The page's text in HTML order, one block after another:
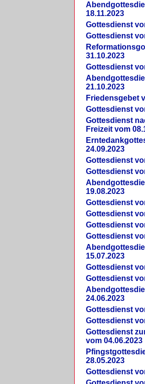
18.11.2023
Gottesdienst
Gottesdienst
31.10.2023
Gottesdienst
21.10.2023
Friedensgebet
Gottesdienst
Gottesdienst
Freizeit vom
24.09.2023
Gottesdienst
Gottesdienst
19.08.2023
Gottesdienst
Gottesdienst
Gottesdienst
Gottesdienst
15.07.2023
Gottesdienst
Gottesdienst
24.06.2023
Gottesdienst
Gottesdienst
Gottesdienst
vom 04.06.2023
28.05.2023
Gottesdienst